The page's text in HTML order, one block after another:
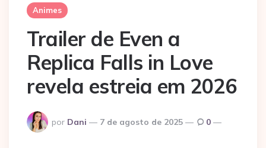
Animes
Trailer de Even a
Replica Falls in Love
revela estreia em 2026
Postado
por
por Dani 7 de agosto de 2025 0